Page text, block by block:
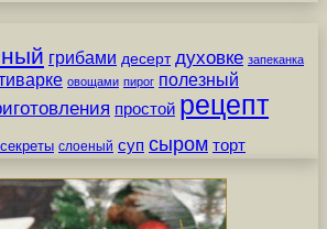
грибами десерт духовке запеканка
овощами пирог полезный
простой рецепт
секреты слоеный суп сыром торт